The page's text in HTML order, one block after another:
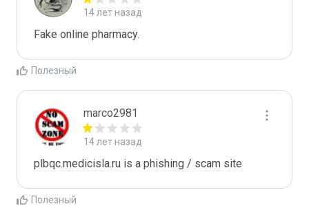
14 лет назад
Fake online pharmacy.
Полезный
marco2981
14 лет назад
plbqc.medicisla.ru is a phishing / scam site
Полезный